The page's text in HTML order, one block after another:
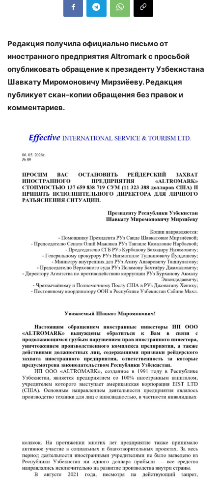
Редакция получила официально письмо от
иностранного предприятия Altromark с просьбой
опубликовать обращение к президенту Узбекистана
Шавкату Миромоновичу Мирзиёеву. Редакция
публикует скан-копии обращения без правок и
комментариев.